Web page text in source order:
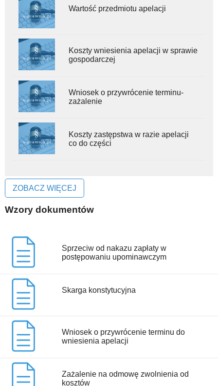
Wartość przedmiotu apelacji
Koszty wniesienia apelacji w sprawie
gospodarczej
Wniosek o przywrócenie terminu-
zażalenie
Koszty zastępstwa w razie apelacji
co do części
ZOBACZ WIĘCEJ
Wzory dokumentów
Sprzeciw od nakazu zapłaty w
postępowaniu upominawczym
Skarga konstytucyjna
Wniosek o przywrócenie terminu do
wniesienia apelacji
Zażalenie na odmowę zwolnienia od
kosztów